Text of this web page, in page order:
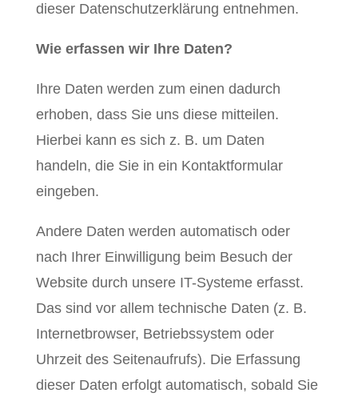
dieser Datenschutzerklärung entnehmen.
Wie erfassen wir Ihre Daten?
Ihre Daten werden zum einen dadurch
erhoben, dass Sie uns diese mitteilen.
Hierbei kann es sich z. B. um Daten
handeln, die Sie in ein Kontaktformular
eingeben.
Andere Daten werden automatisch oder
nach Ihrer Einwilligung beim Besuch der
Website durch unsere IT-Systeme erfasst.
Das sind vor allem technische Daten (z. B.
Internetbrowser, Betriebssystem oder
Uhrzeit des Seitenaufrufs). Die Erfassung
dieser Daten erfolgt automatisch, sobald Sie